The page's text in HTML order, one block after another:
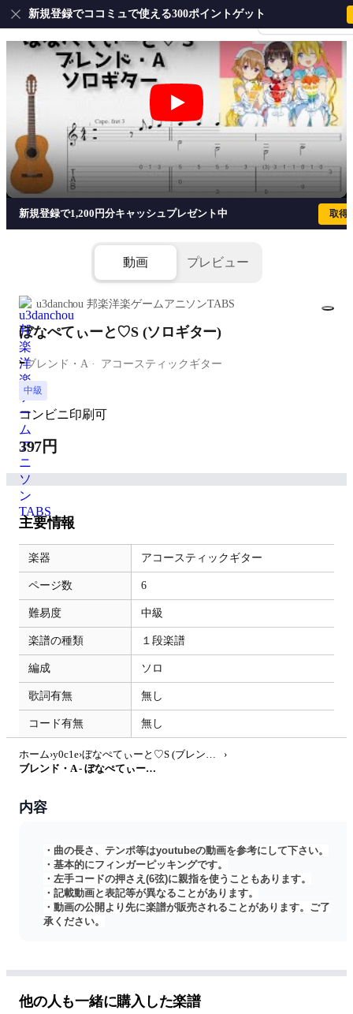
会員登録・ログイ
新規登録でココミュで使える300ポイントゲット
ぼなぺてぃーと♡S (ソロギター) - ブ
新規登録で1,200円分キャッシュプレゼント中 取得
動画 プレビュー
u3danchou 邦楽洋楽ゲームアニソンTABS
ぼなぺてぃーと♡S (ソロギター)
-ブレンド・A アコースティックギター
中級
コンビニ印刷可
397円
主要情報
楽器 アコースティックギター
ページ数 6
難易度 中級
楽譜の種類 １段楽譜
編成 ソロ
歌詞有無 無し
コード有無 無し
ホーム›y0c1e›
›
ブレンド・A - ぼなぺてぃーと♡S (ソロギター) by u3danchou
内容
・曲の長さ、テンポ等はyoutubeの動画を参考にして下さい。
・基本的にフィンガーピッキングです。
・左手コードの押さえ(6弦)に親指を使うこともあります。
・記載動画と表記等が異なることがあります。
・動画の公開より先に楽譜が販売されることがあります。ご了
承ください。
他の人も一緒に購入した楽譜